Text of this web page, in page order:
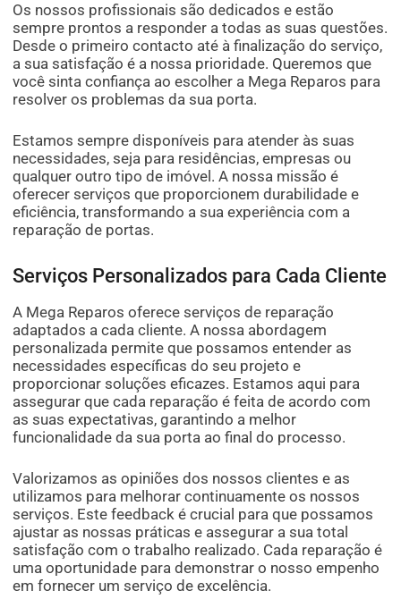
Os nossos profissionais são dedicados e estão
sempre prontos a responder a todas as suas questões.
Desde o primeiro contacto até à finalização do serviço,
a sua satisfação é a nossa prioridade. Queremos que
você sinta confiança ao escolher a Mega Reparos para
resolver os problemas da sua porta.
Estamos sempre disponíveis para atender às suas
necessidades, seja para residências, empresas ou
qualquer outro tipo de imóvel. A nossa missão é
oferecer serviços que proporcionem durabilidade e
eficiência, transformando a sua experiência com a
reparação de portas.
Serviços Personalizados para Cada Cliente
A Mega Reparos oferece serviços de reparação
adaptados a cada cliente. A nossa abordagem
personalizada permite que possamos entender as
necessidades específicas do seu projeto e
proporcionar soluções eficazes. Estamos aqui para
assegurar que cada reparação é feita de acordo com
as suas expectativas, garantindo a melhor
funcionalidade da sua porta ao final do processo.
Valorizamos as opiniões dos nossos clientes e as
utilizamos para melhorar continuamente os nossos
serviços. Este feedback é crucial para que possamos
ajustar as nossas práticas e assegurar a sua total
satisfação com o trabalho realizado. Cada reparação é
uma oportunidade para demonstrar o nosso empenho
em fornecer um serviço de excelência.